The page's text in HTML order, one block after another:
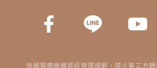
依據醫療機構資訊管理規範，禁止第三方